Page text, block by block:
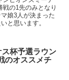
の1先のみとなり
娘3人が決まった
と思います。
ス杯予選ラウン
のオススメチ